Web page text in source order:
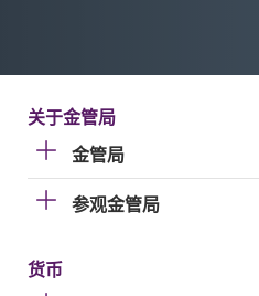
关于金管局
金管局
参观金管局
货币